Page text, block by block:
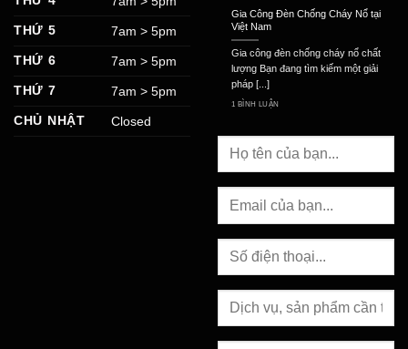
THỨ 5
7am > 5pm
THỨ 6
7am > 5pm
THỨ 7
7am > 5pm
CHỦ NHẬT
Closed
Gia Công Đèn Chống Cháy Nổ tại
Việt Nam
Gia công đèn chống cháy nổ chất
lượng Bạn đang tìm kiếm một giải
pháp [...]
1 BÌNH LUẬN